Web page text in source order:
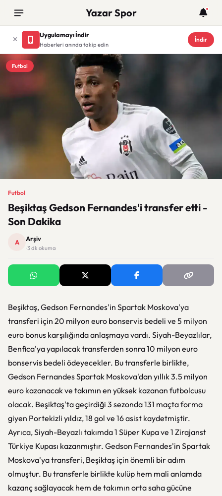
Yazar Spor
Uygulamayı İndir
Haberleri anında takip edin
İndir
Futbol
Futbol
Beşiktaş Gedson Fernandes'i transfer etti -
Son Dakika
A Arşiv
· 3 dk okuma
Beşiktaş, Gedson Fernandes'in Spartak Moskova'ya
transferi için 20 milyon euro bonservis bedeli ve 5 milyon
euro bonus karşılığında anlaşmaya vardı. Siyah-Beyazlılar,
Benfica'ya yapılacak transferden sonra 10 milyon euro
bonservis bedeli ödeyecekler. Bu transferle birlikte,
Gedson Fernandes Spartak Moskova'dan yıllık 3.5 milyon
euro kazanacak ve takımın en yüksek kazanan futbolcusu
olacak. Beşiktaş'ta geçirdiği 3 sezonda 131 maçta forma
giyen Portekizli yıldız, 18 gol ve 16 asist kaydetmiştir.
Ayrıca, Siyah-Beyazlı takımda 1 Süper Kupa ve 1 Zirajanst
Türkiye Kupası kazanmıştır. Gedson Fernandes'in Spartak
Moskova'ya transferi, Beşiktaş için önemli bir adım
olmuştur. Bu transferle birlikte kulüp hem mali anlamda
kazanç sağlayacak hem de takımın orta saha gücüne